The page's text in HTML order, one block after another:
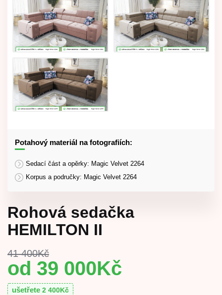
Potahový materiál na fotografiích:
Sedací část a opěrky: Magic Velvet 2264
Korpus a područky: Magic Velvet 2264
Rohová sedačka
HEMILTON II
41 400Kč
39 000Kč
ušetřete 2 400Kč